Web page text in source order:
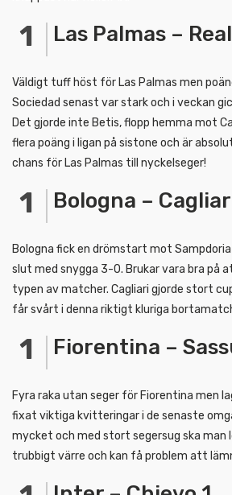
Las Palmas –
Väldigt tuff höst för Las Palmas men
Sociedad senast var stark och i veckan
Det gjorde inte Betis, flopp hemma mot
flera poäng i ligan på sistone och är
chans för Las Palmas till nyckelseger!
Bologna –
Bologna fick en drömstart mot Sampdoria
slut med snygga 3-0. Brukar vara bra på
typen av matcher. Cagliari gjorde stort
får svårt i denna riktigt kluriga
Fiorentina –
Fyra raka utan seger för Fiorentina men
fixat viktiga kvitteringar i de senaste
mycket och med stort segersug ska man
trubbigt värre och kan få problem att